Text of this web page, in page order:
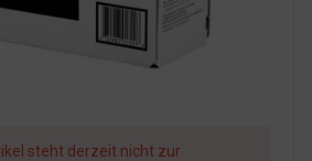
steht derzeit nicht zur